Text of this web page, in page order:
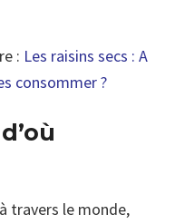
: Les raisins secs : A
consommer ?
travers le monde,